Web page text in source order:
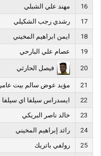
16
مهند علي الشبلي
17
رشدي رجب الشكيلي
18
ايمن ابراهيم المخيني
19
عصام علي البارحي
20 فيصل الحارثي
21 مؤيد عوض سالم بيت عامر
22
ايسدراس سيلفا اي سيلفا
23
خالد ناصر البريكي
24
رائد إبراهيم المخيني
25
رولفي باتريك